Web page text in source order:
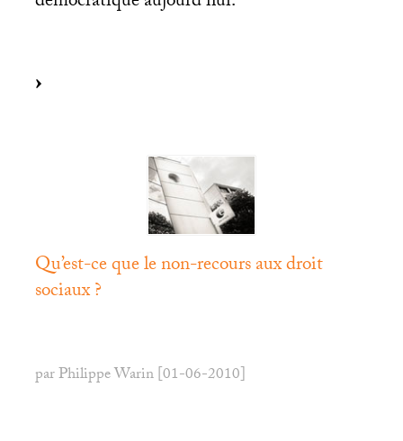
Qu’est-ce que le non-recours aux droit
sociaux?
par Philippe Warin [01-06-2010]